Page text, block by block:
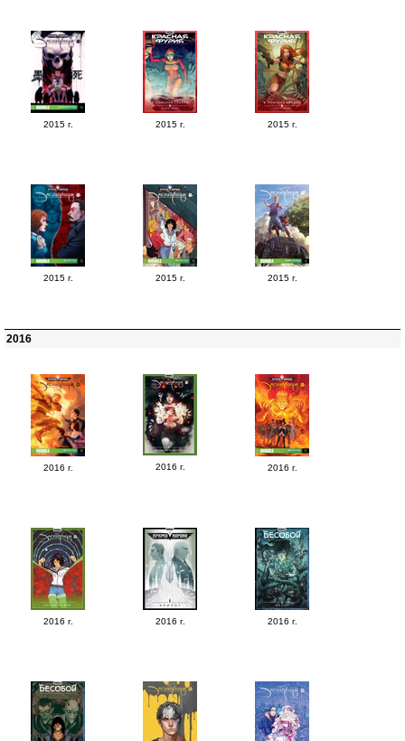
2015 г. 2015 г. 2015 г.
2015 г. 2015 г. 2015 г.
2016
2016 г. 2016 г. 2016 г.
2016 г. 2016 г. 2016 г.